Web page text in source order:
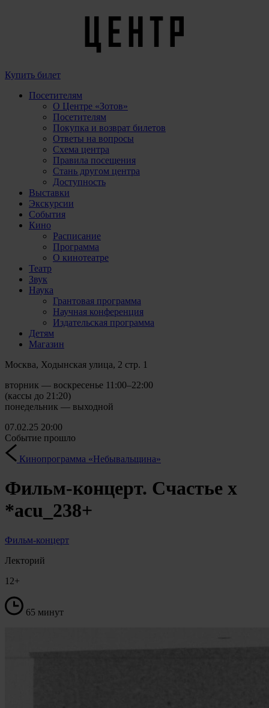
Купить билет
Посетителям
О Центре «Зотов»
Посетителям
Покупка и возврат билетов
Ответы на вопросы
Схема центра
Правила посещения
Стань другом центра
Доступность
Выставки
Экскурсии
События
Кино
Расписание
Программа
О кинотеатре
Театр
Звук
Наука
Грантовая программа
Научная конференция
Издательская программа
Детям
Магазин
Москва, Ходынская улица, 2 стр. 1
вторник — воскресенье 11:00–22:00
(кассы до 21:20)
понедельник — выходной
07.02.25 20:00
Событие прошло
Кинопрограмма «Небывальщина»
Фильм-концерт. Счастье х
*acu_238+
Фильм-концерт
Лекторий
12+
65 минут